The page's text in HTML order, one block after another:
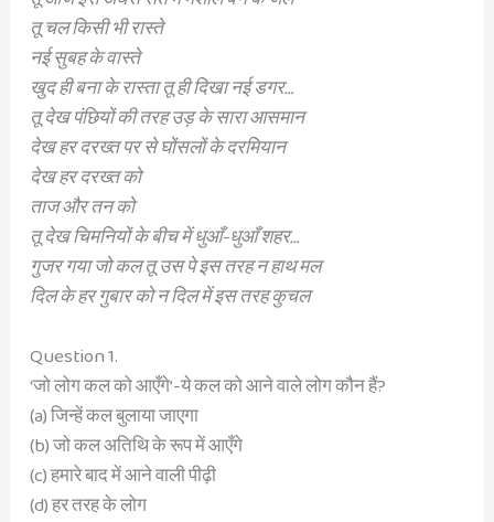
तू चल किसी भी रास्ते
नई सुबह के वास्ते
खुद ही बना के रास्ता तू ही दिखा नई डगर…
तू देख पंछियों की तरह उड़ के सारा आसमान
देख हर दरख्त पर से घोंसलों के दरमियान
देख हर दरख्त को
ताज और तन को
तू देख चिमनियों के बीच में धुआँ-धुआँ शहर…
गुजर गया जो कल तू उस पे इस तरह न हाथ मल
दिल के हर गुबार को न दिल में इस तरह कुचल
Question 1.
‘जो लोग कल को आएँगे’-ये कल को आने वाले लोग कौन हैं?
(a) जिन्हें कल बुलाया जाएगा
(b) जो कल अतिथि के रूप में आएँगे
(c) हमारे बाद में आने वाली पीढ़ी
(d) हर तरह के लोग